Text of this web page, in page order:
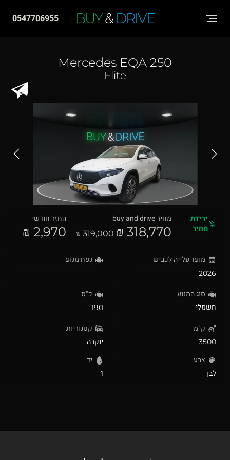
לִנְגִישׁוּת
BUY&DRIVE
0547706955
Mercedes EQA 250
Elite
ירידת
מחיר
מחיר buy and drive
318,770 ₪
319,000 ₪
החזר חודשי
2,970 ₪
מועד עלייה לכביש
2026
נפח מנוע
סוג המנוע
חשמלי
כ"ס
190
ק"מ
3500
קטגוריות
יוקרה
צבע
לבן
יד
1